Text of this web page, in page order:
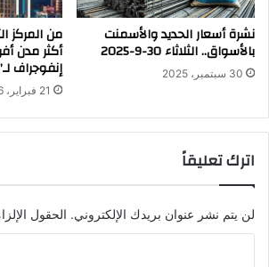
نشرة أسعار الحديد والأسمنت
بالأسواق.. الثلاثاء 30-9-2025
30 سبتمبر، 2025
من المركز
إنفوجراف
21 فبراير، 2026
اترك تعليقاً
لن يتم نشر عنوان بريدك الإلكتروني. الحقول